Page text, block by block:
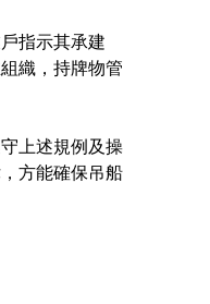
指示其承建
織，持牌物管
上述規例及操
方能確保吊船